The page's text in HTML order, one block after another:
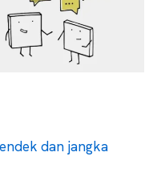
dan jangka